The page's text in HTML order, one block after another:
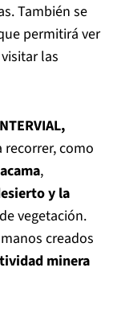
También se
permitirá ver
las
como
,
y la
vegetación.
creados
minera